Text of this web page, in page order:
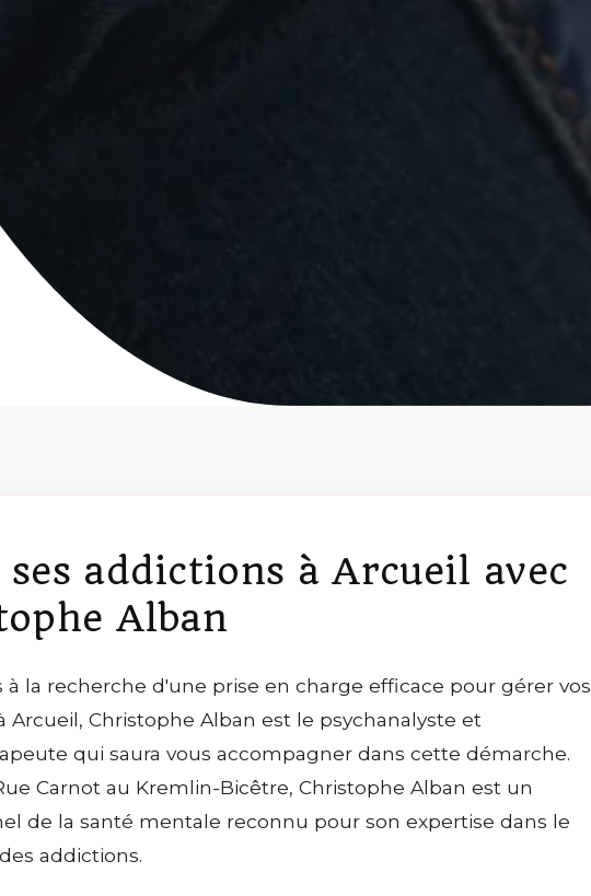
ses addictions à Arcueil avec
Alban
à la recherche d'une prise en charge efficace pour gérer vos
Arcueil, Christophe Alban est le psychanalyste et
qui saura vous accompagner dans cette démarche.
Carnot au Kremlin-Bicêtre, Christophe Alban est un
de la santé mentale reconnu pour son expertise dans le
addictions.